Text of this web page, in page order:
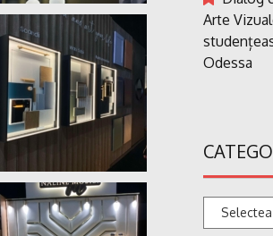
Arte
Odessa
Categorii